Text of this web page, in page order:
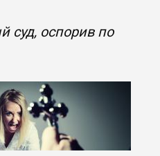
суд, оспорив по